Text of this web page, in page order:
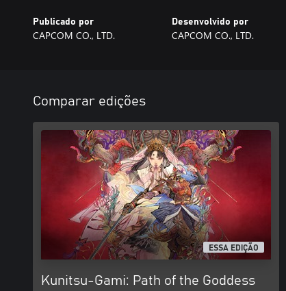
Publicado por
CAPCOM CO., LTD.
Desenvolvido por
CAPCOM CO., LTD.
Comparar edições
ESSA EDIÇÃO
Kunitsu-Gami: Path of the Goddess